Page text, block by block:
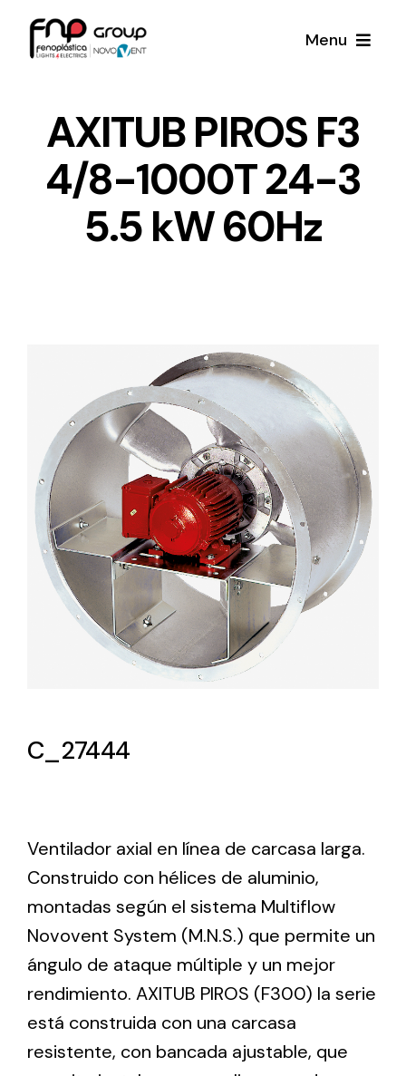
Menu
Lighting and Electrical
Equipment
Complete solutions in lighting and electrical
material for each project and need
Ventilation
The incorporation of Novovent into the group
meant a greater offer of ventilation products for
different uses
Noticias
Proyectos
AXITUB PIROS F3
4/8-1000T 24-3
5.5 kW 60Hz
C_27444
Ventilador axial en línea de carcasa larga.
Construido con hélices de aluminio,
montadas según el sistema Multiflow
Novovent System (M.N.S.) que permite un
ángulo de ataque múltiple y un mejor
rendimiento. AXITUB PIROS (F300) la serie
está construida con una carcasa
resistente, con bancada ajustable, que